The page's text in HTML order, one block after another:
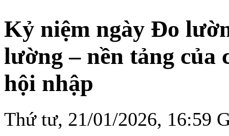
Kỷ niệm ngày Đo
lường – nền tảng của
hội nhập
Thứ tư, 21/01/2026, 16:59